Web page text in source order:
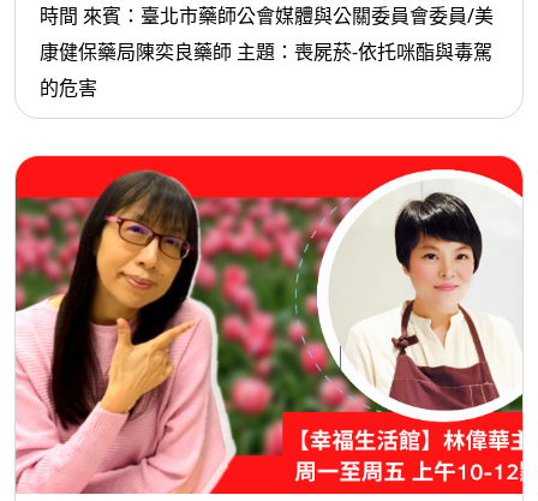
時間 來賓：臺北市藥師公會媒體與公關委員會委員/美
康健保藥局陳奕良藥師 主題：喪屍菸-依托咪酯與毒駕
的危害